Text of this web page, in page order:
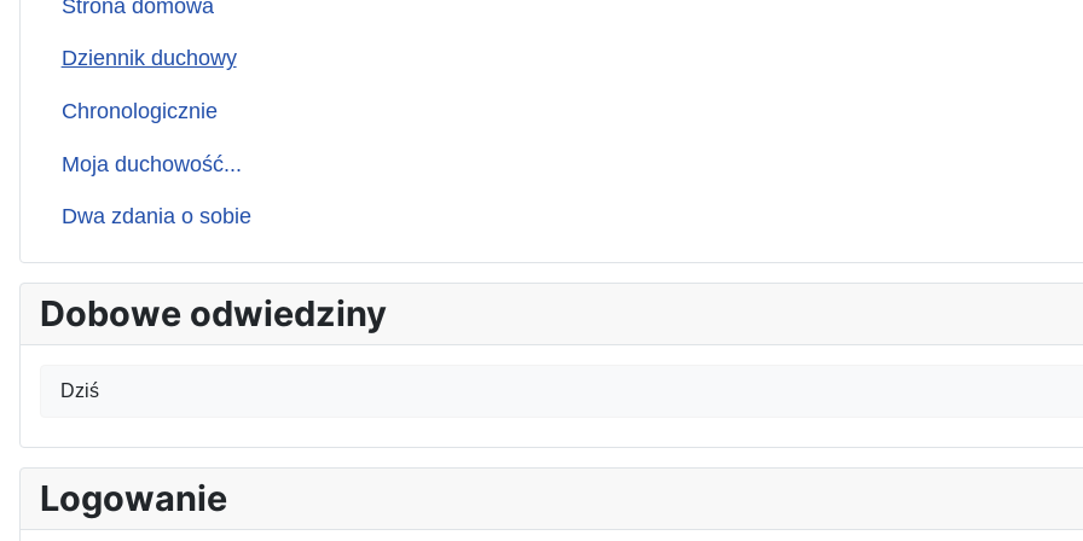
Strona domowa
Dziennik duchowy
Chronologicznie
Moja duchowość...
Dwa zdania o sobie
Dobowe odwiedziny
Dziś
Logowanie